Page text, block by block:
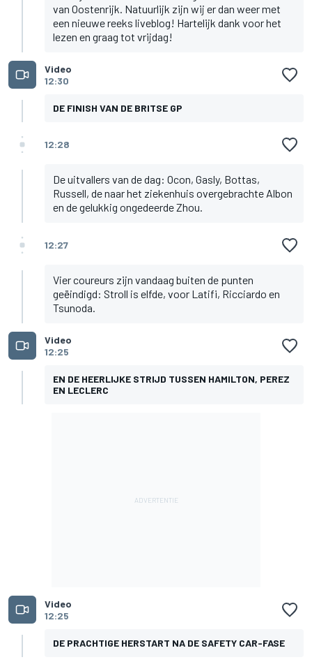
van Oostenrijk. Natuurlijk zijn wij er dan weer met
een nieuwe reeks liveblog! Hartelijk dank voor het
lezen en graag tot vrijdag!
Video
12:30
DE FINISH VAN DE BRITSE GP
12:28
De uitvallers van de dag: Ocon, Gasly, Bottas,
Russell, de naar het ziekenhuis overgebrachte Albon
en de gelukkig ongedeerde Zhou.
12:27
Vier coureurs zijn vandaag buiten de punten
geëindigd: Stroll is elfde, voor Latifi, Ricciardo en
Tsunoda.
Video
12:25
EN DE HEERLIJKE STRIJD TUSSEN HAMILTON, PEREZ
EN LECLERC
Video
12:25
DE PRACHTIGE HERSTART NA DE SAFETY CAR-FASE